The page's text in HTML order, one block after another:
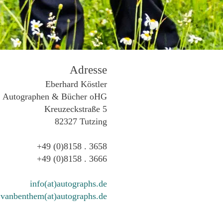
Adresse
Eberhard Köstler
Autographen & Bücher oHG
Kreuzeckstraße 5
82327 Tutzing
+49 (0)8158 . 3658
+49 (0)8158 . 3666
info(at)autographs.de
vanbenthem(at)autographs.de